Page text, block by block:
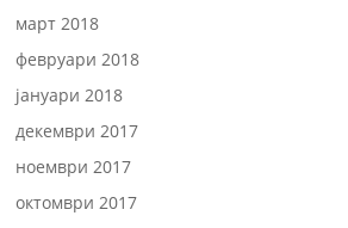
март 2018
февруари 2018
јануари 2018
декември 2017
ноември 2017
октомври 2017